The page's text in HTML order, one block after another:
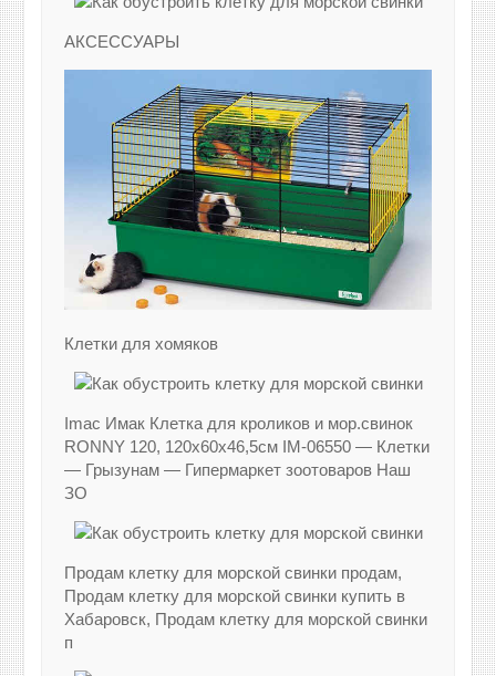
АКСЕССУАРЫ
Клетки для хомяков
Imac Имак Клетка для кроликов и мор.свинок
RONNY 120, 120х60х46,5см IM-06550 — Клетки
— Грызунам — Гипермаркет зоотоваров Наш
ЗО
Продам клетку для морской свинки продам,
Продам клетку для морской свинки купить в
Хабаровск, Продам клетку для морской свинки
п